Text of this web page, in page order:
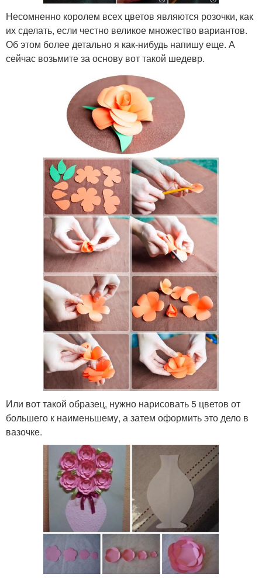
Несомненно королем всех цветов являются розочки, как
их сделать, если честно великое множество вариантов.
Об этом более детально я как-нибудь напишу еще. А
сейчас возьмите за основу вот такой шедевр.
Или вот такой образец, нужно нарисовать 5 цветов от
большего к наименьшему, а затем оформить это дело в
вазочке.